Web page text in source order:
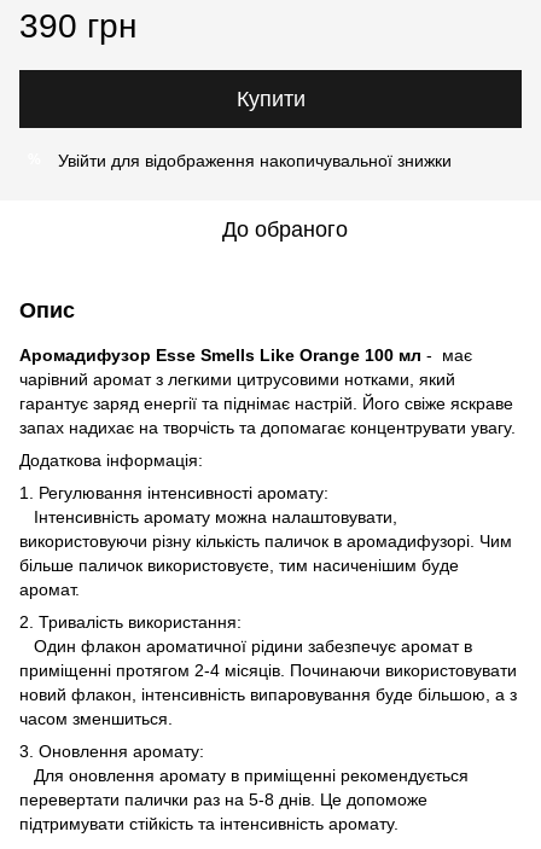
390 грн
Купити
Увійти для відображення накопичувальної знижки
До обраного
Опис
Аромадифузор Esse Smells Like Orange 100 мл - має
чарівний аромат з легкими цитрусовими нотками, який
гарантує заряд енергії та піднімає настрій. Його свіже яскраве
запах надихає на творчість та допомагає концентрувати увагу.
Додаткова інформація:
1. Регулювання інтенсивності аромату:
Інтенсивність аромату можна налаштовувати,
використовуючи різну кількість паличок в аромадифузорі. Чим
більше паличок використовуєте, тим насиченішим буде
аромат.
2. Тривалість використання:
Один флакон ароматичної рідини забезпечує аромат в
приміщенні протягом 2-4 місяців. Починаючи використовувати
новий флакон, інтенсивність випаровування буде більшою, а з
часом зменшиться.
3. Оновлення аромату:
Для оновлення аромату в приміщенні рекомендується
перевертати палички раз на 5-8 днів. Це допоможе
підтримувати стійкість та інтенсивність аромату.